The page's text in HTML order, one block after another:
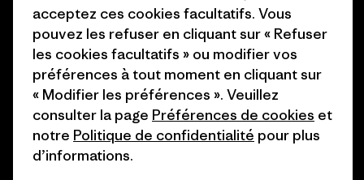
Nos magasins
Patagonia Suisse Plan du site
© 2026 Patagonia, Inc. All Rights Reserved.
acceptez ces cookies facultatifs. Vous
pouvez les refuser en cliquant sur « Refuser
les cookies facultatifs » ou modifier vos
préférences à tout moment en cliquant sur
« Modifier les préférences ». Veuillez
consulter la page Préférences de cookies et
notre Politique de confidentialité pour plus
d’informations.